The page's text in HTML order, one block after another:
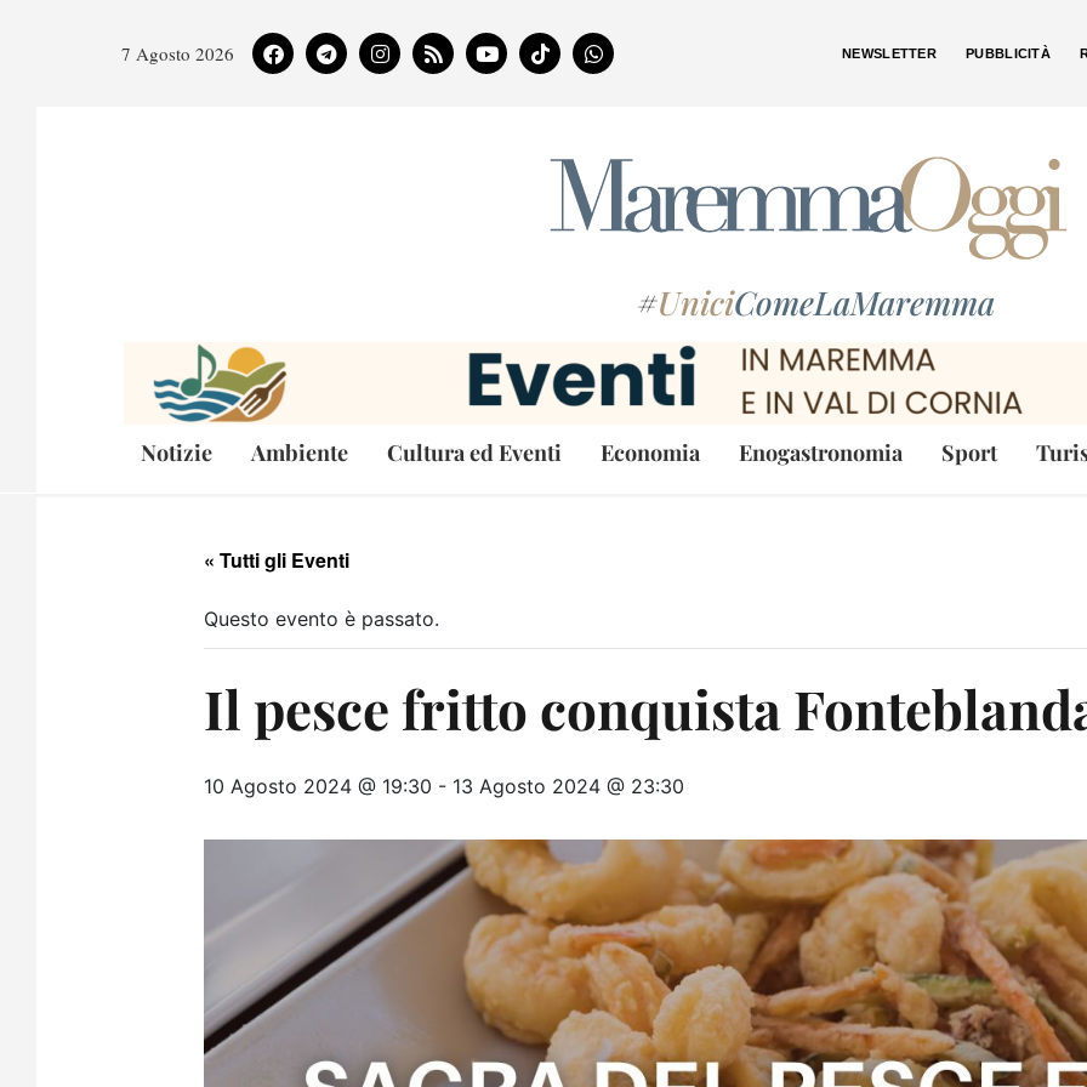
7 Agosto 2026 NEWSLETTER PUBBLICITÀ
#UniciComeLaMaremma
Notizie Ambiente Cultura ed Eventi Economia Enogastronomia Sport
« Tutti gli Eventi
Questo evento è passato.
Il pesce fritto conquista
10 Agosto 2024 @ 19:30 - 13 Agosto 2024 @ 23:30